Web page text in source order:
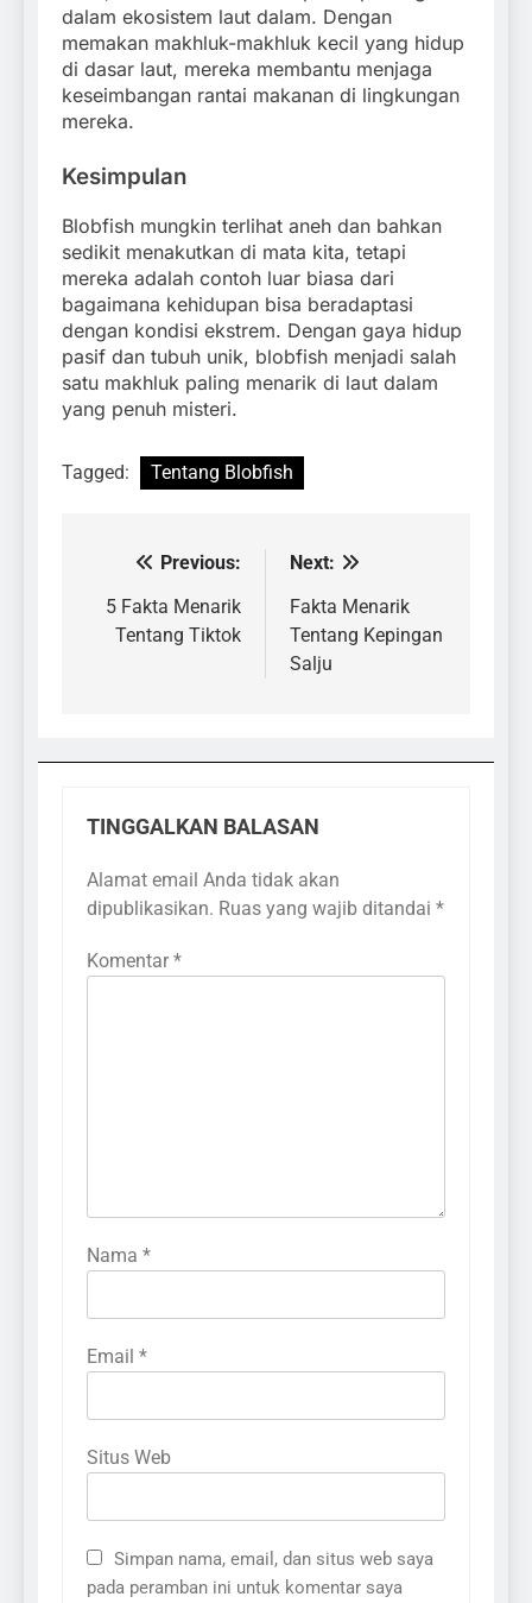
dalam ekosistem laut dalam. Dengan
memakan makhluk-makhluk kecil yang hidup
di dasar laut, mereka membantu menjaga
keseimbangan rantai makanan di lingkungan
mereka.
Kesimpulan
Blobfish mungkin terlihat aneh dan bahkan
sedikit menakutkan di mata kita, tetapi
mereka adalah contoh luar biasa dari
bagaimana kehidupan bisa beradaptasi
dengan kondisi ekstrem. Dengan gaya hidup
pasif dan tubuh unik, blobfish menjadi salah
satu makhluk paling menarik di laut dalam
yang penuh misteri.
Tagged: Tentang Blobfish
Navigasi
pos
Previous:
5 Fakta Menarik
Tentang Tiktok
Next:
Fakta Menarik
Tentang Kepingan
Salju
TINGGALKAN BALASAN
Alamat email Anda tidak akan
dipublikasikan. Ruas yang wajib ditandai *
Komentar *
Nama *
Email *
Situs Web
Simpan nama, email, dan situs web saya
pada peramban ini untuk komentar saya